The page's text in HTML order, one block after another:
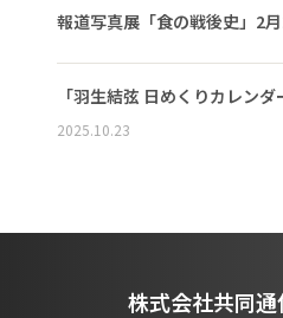
報道写真展「食の戦後史」2
「羽生結弦 日めくりカレン
2025.10.23
株式会社共同